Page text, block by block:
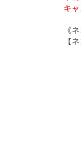
キ
《
【